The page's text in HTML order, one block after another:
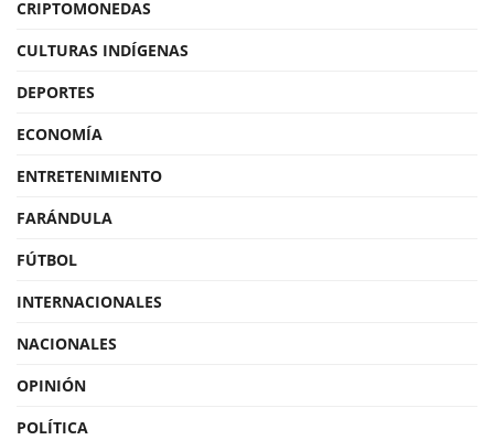
CRIPTOMONEDAS
CULTURAS INDÍGENAS
DEPORTES
ECONOMÍA
ENTRETENIMIENTO
FARÁNDULA
FÚTBOL
INTERNACIONALES
NACIONALES
OPINIÓN
POLÍTICA